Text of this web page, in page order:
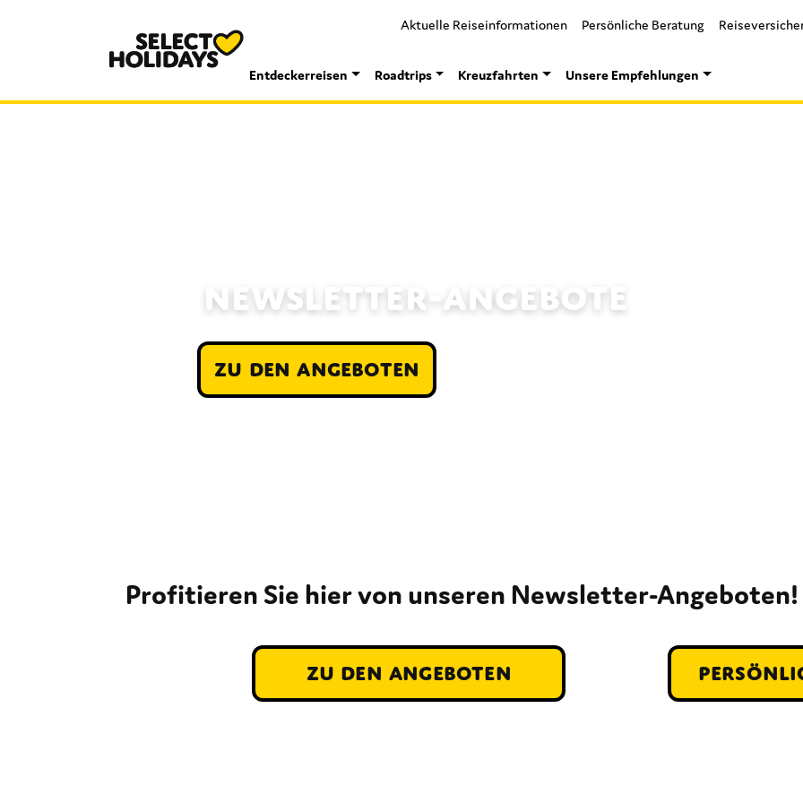
Aktuelle Reiseinformationen Persönliche Beratung
Entdeckerreisen Roadtrips Kreuzfahrten Unsere Empfehlungen
NEWSLETTER-ANGEBOTE
ZU DEN ANGEBOTEN
Profitieren Sie hier von unseren Newsletter-Angeboten!
zu den Angeboten